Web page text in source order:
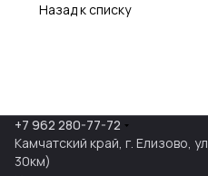
Назад к списку
+7 962 280-77-72
Камчатский край, г. Елизово,
30км)